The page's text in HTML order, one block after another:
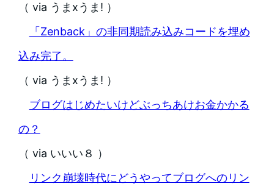
（ via うまxうま! ）
「Zenback」の非同期読み込みコードを埋め
込み完了。
（ via うまxうま! ）
ブログはじめたいけどぶっちあけお金かかる
の？
（ via いいい８ ）
リンク崩壊時代にどうやってブログへのリン